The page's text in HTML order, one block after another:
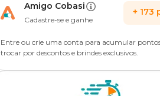
Amigo Cobasi
Cadastre-se e ganhe
+ 173
Entre ou crie uma conta para acumular
trocar por descontos e brindes exclusivos.